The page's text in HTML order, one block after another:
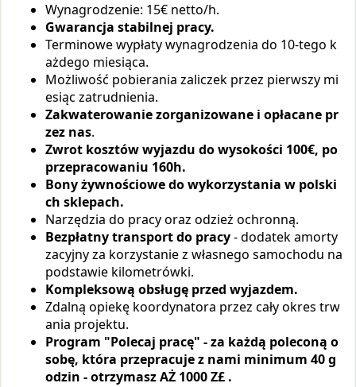
Wynagrodzenie: 15€ netto/h.
Gwarancja stabilnej pracy.
Terminowe wypłaty wynagrodzenia do 10-tego k
ażdego miesiąca.
Możliwość pobierania zaliczek przez pierwszy mi
esiąc zatrudnienia.
Zakwaterowanie zorganizowane i opłacane pr
zez nas.
Zwrot kosztów wyjazdu do wysokości 100€, po
przepracowaniu 160h.
Bony żywnościowe do wykorzystania w polski
ch sklepach.
Narzędzia do pracy oraz odzież ochronną.
Bezpłatny transport do pracy- dodatek amorty
zacyjny za korzystanie z własnego samochodu na
podstawie kilometrówki.
Kompleksową obsługę przed wyjazdem.
Zdalną opiekę koordynatora przez cały okres trw
ania projektu.
Program "Polecaj pracę" - za każdą poleconą o
sobę, która przepracuje z nami minimum 40 g
odzin - otrzymasz AŻ 1000 Z£ .